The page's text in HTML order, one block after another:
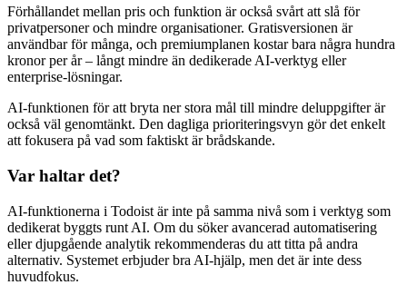
Förhållandet mellan pris och funktion är också svårt att slå för
privatpersoner och mindre organisationer. Gratisversionen är
användbar för många, och premiumplanen kostar bara några hundra
kronor per år – långt mindre än dedikerade AI-verktyg eller
enterprise-lösningar.
AI-funktionen för att bryta ner stora mål till mindre deluppgifter är
också väl genomtänkt. Den dagliga prioriteringsvyn gör det enkelt
att fokusera på vad som faktiskt är brådskande.
Var haltar det?
AI-funktionerna i Todoist är inte på samma nivå som i verktyg som
dedikerat byggts runt AI. Om du söker avancerad automatisering
eller djupgående analytik rekommenderas du att titta på andra
alternativ. Systemet erbjuder bra AI-hjälp, men det är inte dess
huvudfokus.